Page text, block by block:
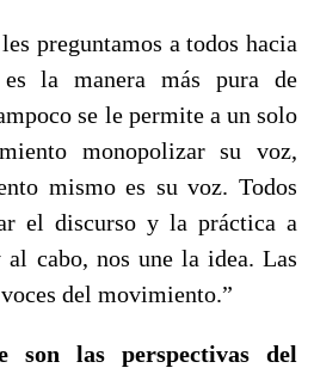
preguntamos a todos hacia
la manera más pura de
se le permite a un solo
monopolizar su voz,
mismo es su voz. Todos
el discurso y la práctica a
cabo, nos une la idea. Las
del movimiento.”
son las perspectivas del